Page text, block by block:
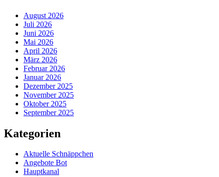
August 2026
Juli 2026
Juni 2026
Mai 2026
April 2026
März 2026
Februar 2026
Januar 2026
Dezember 2025
November 2025
Oktober 2025
September 2025
Kategorien
Aktuelle Schnäppchen
Angebote Bot
Hauptkanal